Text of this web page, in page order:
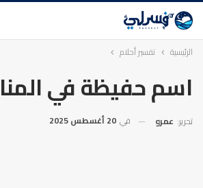
الرئيسية تفسير أحلام
اسم حفيظة في
تحرير: عمرو في 20 أغسطس 2025